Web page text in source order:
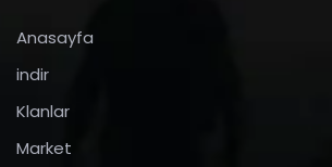
Anasayfa
indir
Klanlar
Market